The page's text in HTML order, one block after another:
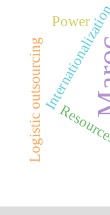
Power
Logistic outsourcing